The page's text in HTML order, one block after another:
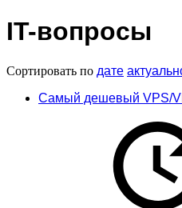
IT-вопросы
Сортировать по дате
Самый дешевый VPS/